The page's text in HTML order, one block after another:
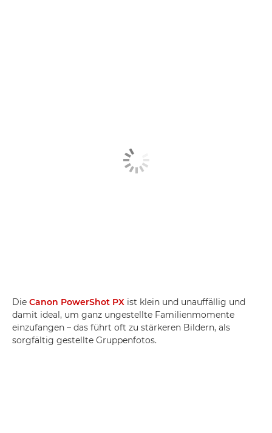
Die Canon PowerShot PX ist klein und unauffällig und
damit ideal, um ganz ungestellte Familienmomente
einzufangen – das führt oft zu stärkeren Bildern, als
sorgfältig gestellte Gruppenfotos.